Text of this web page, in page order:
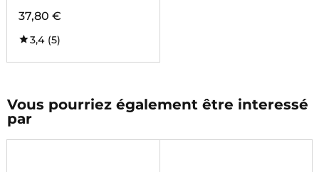
37,80 €
3,4 (5)
Vous pourriez également être interessé
par